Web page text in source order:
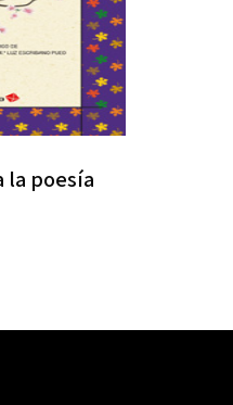
la poesía